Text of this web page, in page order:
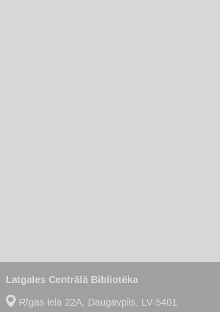
Latgales Centrālā Bibliotēka
Rīgas iela 22A, Daugavpils, LV-5401